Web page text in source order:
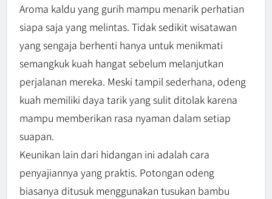
Aroma kaldu yang gurih mampu menarik perhatian
siapa saja yang melintas. Tidak sedikit wisatawan
yang sengaja berhenti hanya untuk menikmati
semangkuk kuah hangat sebelum melanjutkan
perjalanan mereka. Meski tampil sederhana, odeng
kuah memiliki daya tarik yang sulit ditolak karena
mampu memberikan rasa nyaman dalam setiap
suapan.
Keunikan lain dari hidangan ini adalah cara
penyajiannya yang praktis. Potongan odeng
biasanya ditusuk menggunakan tusukan bambu